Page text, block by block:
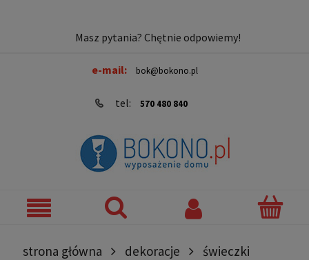
Masz pytania? Chętnie odpowiemy!
e-mail: bok@bokono.pl
tel: 570 480 840
strona główna dekoracje
świeczki